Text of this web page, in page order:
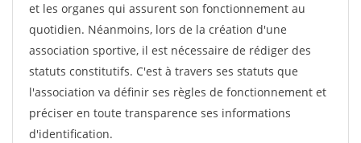
et les organes qui assurent son fonctionnement au
quotidien. Néanmoins, lors de la création d'une
association sportive, il est nécessaire de rédiger des
statuts constitutifs. C'est à travers ses statuts que
l'association va définir ses règles de fonctionnement et
préciser en toute transparence ses informations
d'identification.